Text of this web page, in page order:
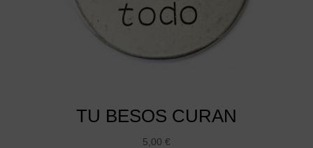
TU BESOS CURAN
5,00 €